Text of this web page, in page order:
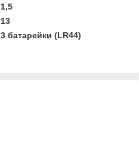
1,5
13
3 батарейки (LR44)